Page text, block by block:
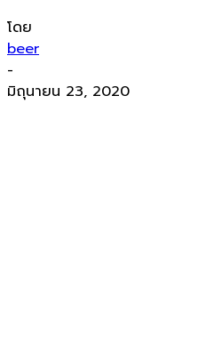
โดย
beer
-
มิถุนายน 23, 2020